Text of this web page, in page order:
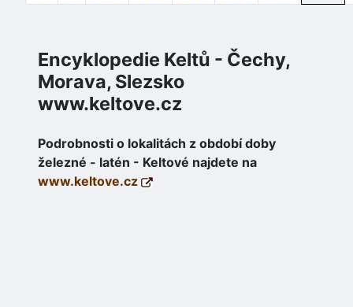
Encyklopedie Keltů - Čechy,
Morava, Slezsko
www.keltove.cz
Podrobnosti o lokalitách z období doby
železné - latén - Keltové najdete na
www.keltove.cz